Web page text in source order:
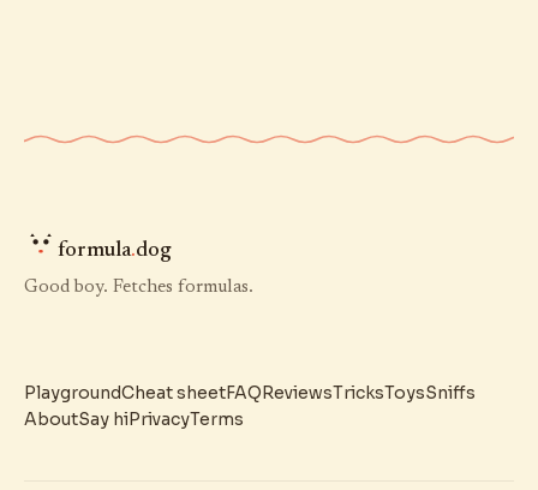
formula.dog
Good boy. Fetches formulas.
PlaygroundCheat sheetFAQReviewsTricksToysSniffs
AboutSay hiPrivacyTerms